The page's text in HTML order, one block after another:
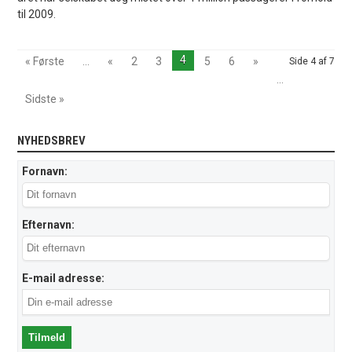
til 2009.
Side 4 af 7
« Første « 2 3 4 5 6
»
Sidste »
NYHEDSBREV
Fornavn:
Efternavn:
E-mail adresse: